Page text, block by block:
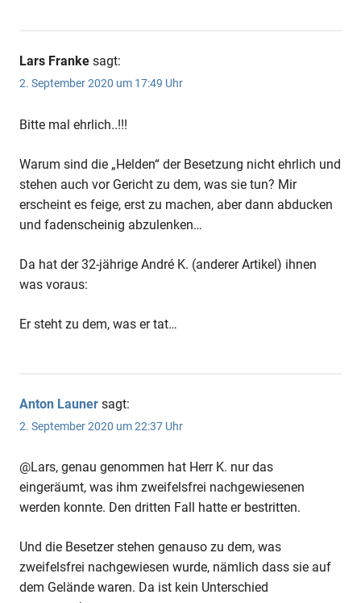
Lars Franke sagt:
2. September 2020 um 17:49 Uhr
Bitte mal ehrlich..!!!
Warum sind die „Helden“ der Besetzung nicht ehrlich und
stehen auch vor Gericht zu dem, was sie tun? Mir
erscheint es feige, erst zu machen, aber dann abducken
und fadenscheinig abzulenken…
Da hat der 32-jährige André K. (anderer Artikel) ihnen
was voraus:
Er steht zu dem, was er tat…
Anton Launer sagt:
2. September 2020 um 22:37 Uhr
@Lars, genau genommen hat Herr K. nur das
eingeräumt, was ihm zweifelsfrei nachgewiesenen
werden konnte. Den dritten Fall hatte er bestritten.
Und die Besetzer stehen genauso zu dem, was
zweifelsfrei nachgewiesen wurde, nämlich dass sie auf
dem Gelände waren. Da ist kein Unterschied